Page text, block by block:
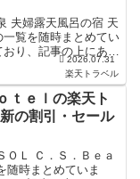
夫婦露天風呂の宿 天
覧を随時まとめてい
り、記事の上にある
・旅館宿...
2026.07.31
楽天トラベル
ｔｅｌの楽天ト
の割引・セール
ＯＬ Ｃ．Ｓ．Ｂｅａ
随時まとめていま